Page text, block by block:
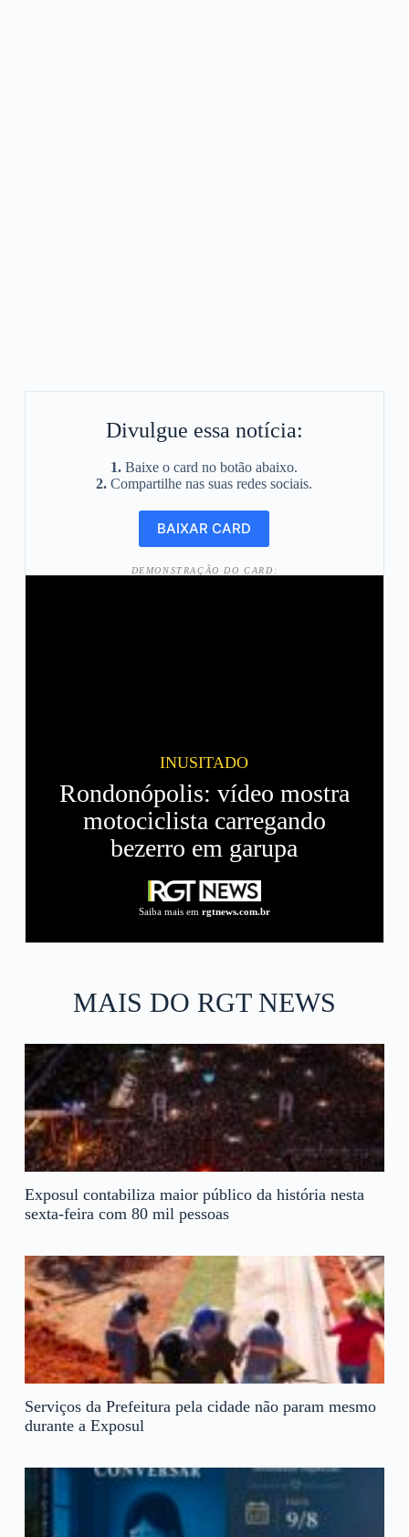
Divulgue essa notícia:
1. Baixe o card no botão abaixo.
2. Compartilhe nas suas redes sociais.
DEMONSTRAÇÃO DO CARD:
INUSITADO
Rondonópolis: vídeo mostra
motociclista carregando
bezerro em garupa
Saiba mais em rgtnews.com.br
MAIS DO RGT NEWS
Exposul contabiliza maior público da história nesta
sexta-feira com 80 mil pessoas
Serviços da Prefeitura pela cidade não param mesmo
durante a Exposul